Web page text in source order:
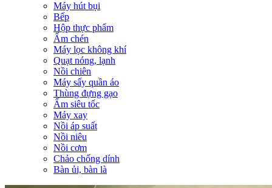
Máy hút bụi
Bếp
Hộp thực phẩm
Ấm chén
Máy lọc không khí
Quạt nóng, lạnh
Nồi chiên
Máy sấy quần áo
Thùng đựng gạo
Ấm siêu tốc
Máy xay
Nồi áp suất
Nồi niêu
Nồi cơm
Chảo chống dính
Bàn ủi, bàn là